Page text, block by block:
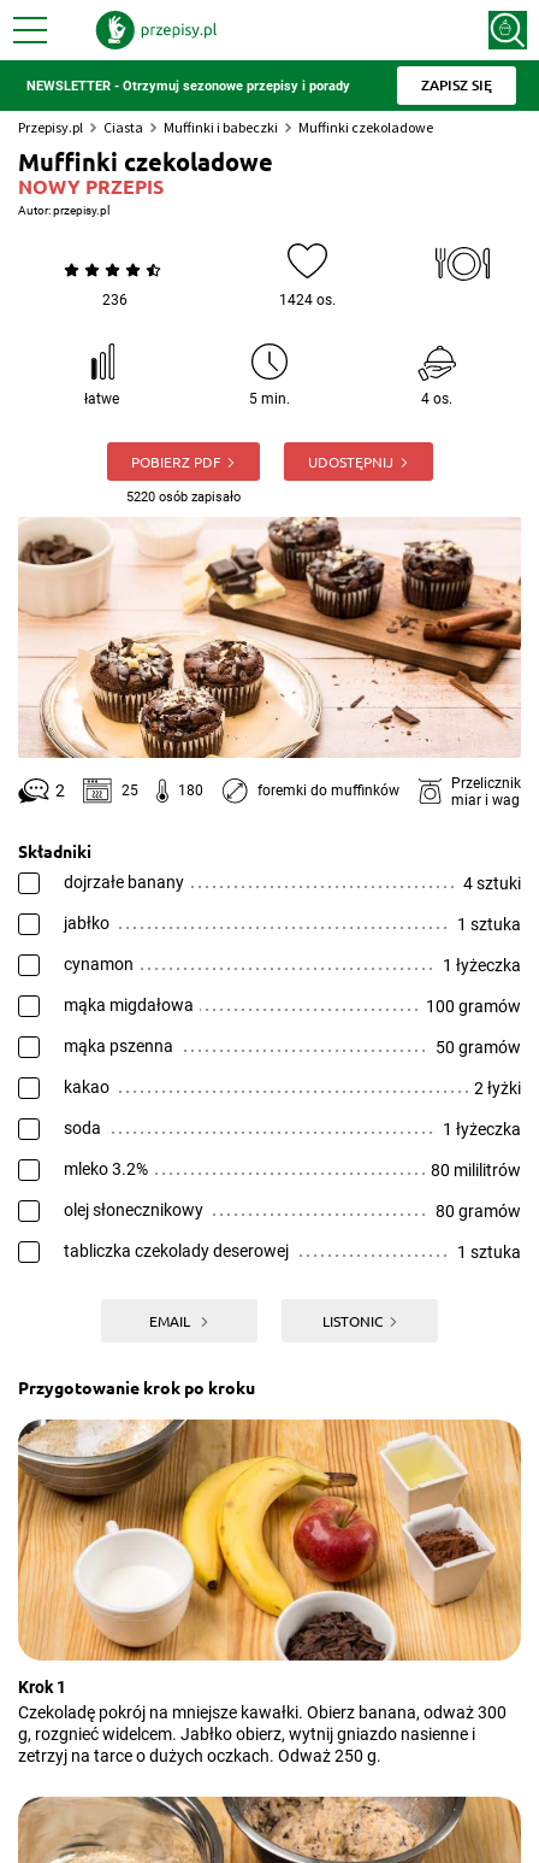
NEWSLETTER - Otrzymuj sezonowe przepisy i porady ZAPISZ SIĘ
Przepisy.pl Ciasta Muffinki i babeczki Muffinki czekoladowe
Muffinki czekoladowe
NOWY PRZEPIS
Autor:przepisy.pl
236 1424 os.
łatwe 5 min. 4 os.
POBIERZ PDF
5220 osób zapisało
UDOSTĘPNIJ
2 25 180 foremki do muffinków
Przelicznik
miar i wag
Składniki
dojrzałe banany 4 sztuki
jabłko 1 sztuka
cynamon 1 łyżeczka
mąka migdałowa 100 gramów
mąka pszenna 50 gramów
kakao 2 łyżki
soda 1 łyżeczka
mleko 3.2% 80 mililitrów
olej słonecznikowy 80 gramów
tabliczka czekolady deserowej 1 sztuka
EMAIL LISTONIC
Przygotowanie krok po kroku
Krok 1
Czekoladę pokrój na mniejsze kawałki. Obierz banana, odważ 300
g, rozgnieć widelcem. Jabłko obierz, wytnij gniazdo nasienne i
zetrzyj na tarce o dużych oczkach. Odważ 250 g.